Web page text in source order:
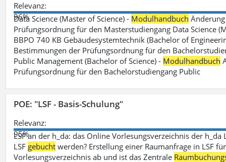
Relevanz:
96%
Data Science (Master of Science) - Modulhandbuch
Prüfungsordnung für den Masterstudiengang Data Science
BBPO 740 KB Gebäudesystemtechnik (Bachelor of
Bestimmungen der Prüfungsordnung für den
Public Management (Bachelor of Science) - Modulhandbuch
Prüfungsordnung für den Bachelorstudiengang Public
POE: "LSF - Basis-Schulung"
Relevanz:
95%
LSF an der h_da: das Online Vorlesungsverzeichnis der h_da
LSF gebucht werden? Erstellung einer Raumanfrage in LSF
Vorlesungsverzeichnis ab und ist das Zentrale